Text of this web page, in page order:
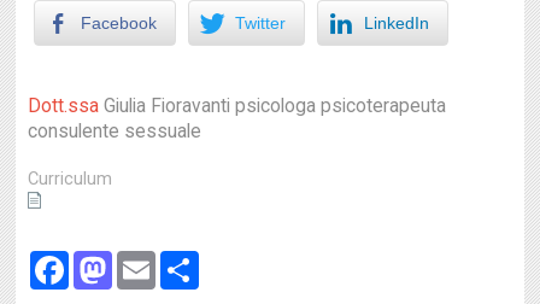
Facebook Twitter LinkedIn
Dott.ssa Giulia Fioravantipsicologa psicoterapeuta
consulente sessuale
Curriculum
Facebook
Mastodon
Email